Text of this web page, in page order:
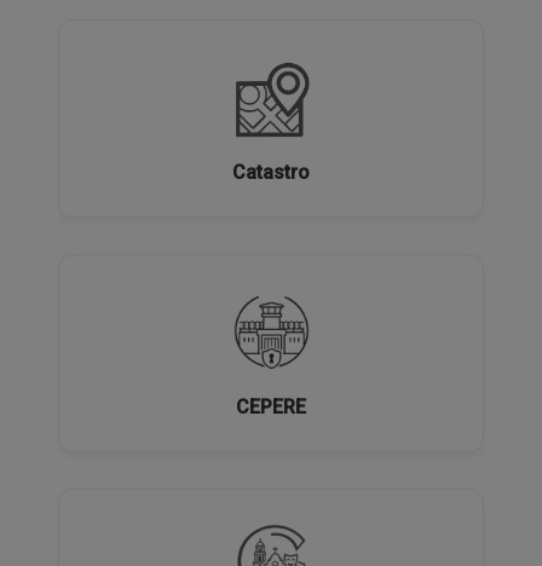
Catastro
CEPERE